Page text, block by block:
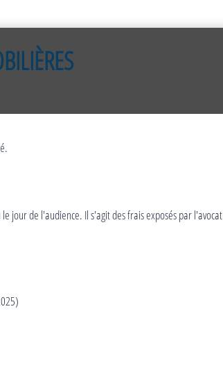
jour de l'audience. Il s'agit des frais exposés par l'avocat